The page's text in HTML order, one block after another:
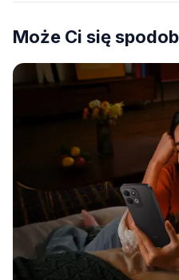
Może Ci się